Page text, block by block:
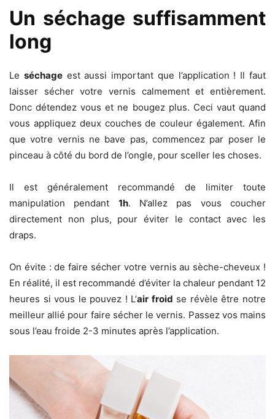
Un séchage suffisamment
long
Le séchageest aussi important que l’application ! Il faut
laisser sécher votre vernis calmement et entièrement.
Donc détendez vous et ne bougez plus. Ceci vaut quand
vous appliquez deux couches de couleur également. Afin
que votre vernis ne bave pas, commencez par poser le
pinceau à côté du bord de l’ongle, pour sceller les choses.
Il est généralement recommandé de limiter toute
manipulation pendant 1h. N’allez pas vous coucher
directement non plus, pour éviter le contact avec les
draps.
On évite : de faire sécher votre vernis au sèche-cheveux !
En réalité, il est recommandé d’éviter la chaleur pendant 12
heures si vous le pouvez ! L’air froid se révèle être notre
meilleur allié pour faire sécher le vernis. Passez vos mains
sous l’eau froide 2-3 minutes après l’application.